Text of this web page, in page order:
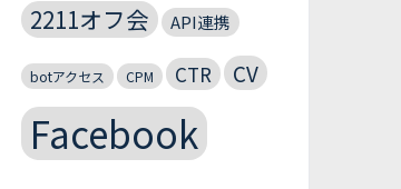
2211オフ会 API連携
botアクセス CPM CTR CV
Facebook